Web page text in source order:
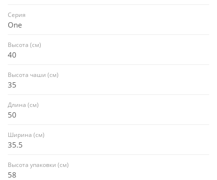
Серия
One
Высота (см)
40
Высота чаши (см)
35
Длина (см)
50
Ширина (см)
35.5
Высота упаковки (см)
58